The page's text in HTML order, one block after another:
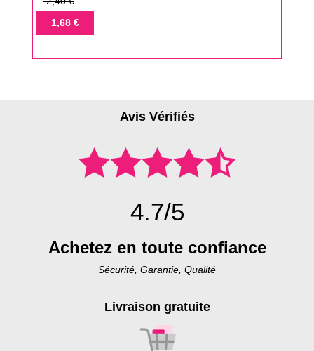
base
Prix1,68 €
Avis Vérifiés
4.7/5
Achetez en toute confiance
Sécurité, Garantie, Qualité
Livraison gratuite